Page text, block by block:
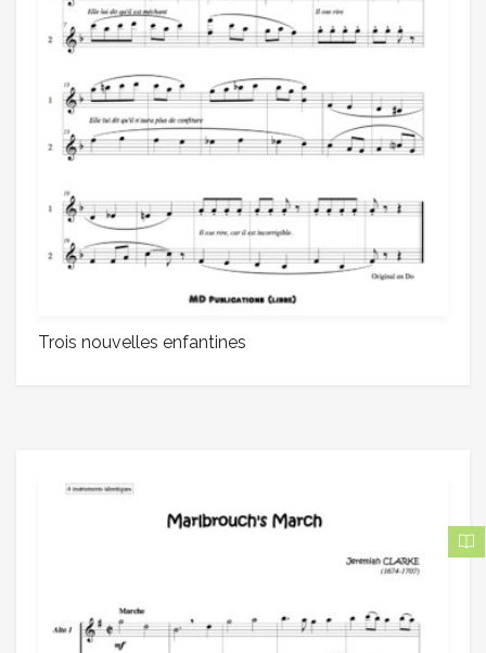
Trois nouvelles enfantines